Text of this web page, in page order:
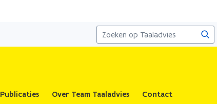
Publicaties Over Team Taaladvies Contact